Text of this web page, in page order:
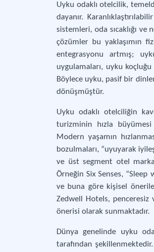
Uyku odaklı otelcilik,
dayanır.
sistemleri, oda sıcaklığı
çözümler bu yaklaşımın
entegrasyonu artmış;
uygulamaları, uyku
Böylece uyku, pasif bir
dönüşmüştür.
Uyku odaklı otelciliğin
turizminin hızla
Modern yaşamın
bozulmaları, “uyuyarak
ve üst segment otel
Örneğin Six Senses,
ve buna göre kişisel
Zedwell Hotels, penceresiz
önerisi olarak sunmaktadır.
Dünya genelinde uyku
tarafından